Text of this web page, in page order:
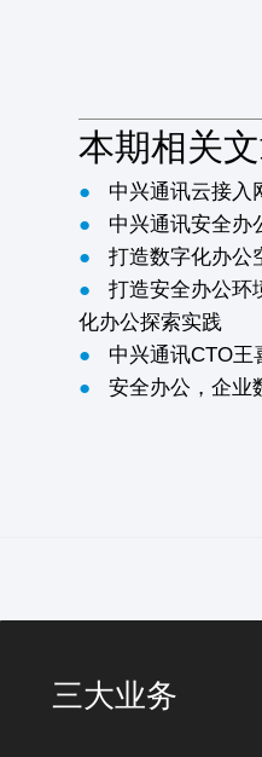
本期相关
●
中兴通讯云接入
●
中兴通讯安全办
●
打造数字化办公
●
打造安全办公
化办公探索实践
●
中兴通讯CTO
●
安全办公，企业
三大业务